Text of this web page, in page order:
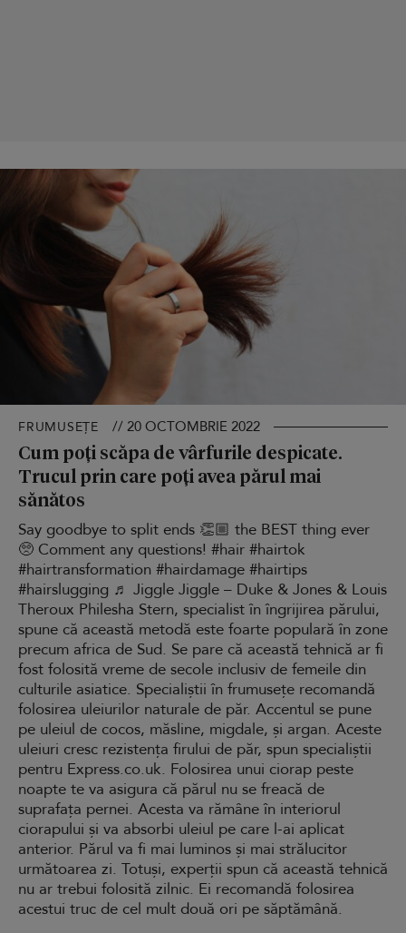
FRUMUSEȚE // 20 OCTOMBRIE 2022
Cum poți scăpa de vârfurile despicate.
Trucul prin care poți avea părul mai
sănătos
Say goodbye to split ends 👏🏼 the BEST thing ever
🥺 Comment any questions! #hair #hairtok
#hairtransformation #hairdamage #hairtips
#hairslugging ♬ Jiggle Jiggle – Duke & Jones & Louis
Theroux Philesha Stern, specialist în îngrijirea părului,
spune că această metodă este foarte populară în zone
precum africa de Sud. Se pare că această tehnică ar fi
fost folosită vreme de secole inclusiv de femeile din
culturile asiatice. Specialiștii în frumusețe recomandă
folosirea uleiurilor naturale de păr. Accentul se pune
pe uleiul de cocos, măsline, migdale, și argan. Aceste
uleiuri cresc rezistența firului de păr, spun specialiștii
pentru Express.co.uk. Folosirea unui ciorap peste
noapte te va asigura că părul nu se freacă de
suprafața pernei. Acesta va rămâne în interiorul
ciorapului și va absorbi uleiul pe care l-ai aplicat
anterior. Părul va fi mai luminos și mai strălucitor
următoarea zi. Totuși, experții spun că această tehnică
nu ar trebui folosită zilnic. Ei recomandă folosirea
acestui truc de cel mult două ori pe săptămână.